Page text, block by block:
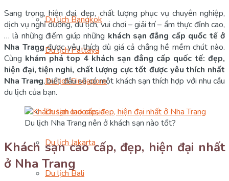
Du lịch Bangkok
Du lịch Pattaya
Du lịch Singapore
Du lịch Indonesia
Du lịch Jakarta
Du lịch Bali
Sang trọng, hiện đại, đẹp, chất lượng phục vụ chuyên nghiệp,
dịch vụ nghỉ dưỡng, du lịch, vui chơi – giải trí – ẩm thực đỉnh cao,
… là những điểm giúp những khách sạn đẳng cấp quốc tế ở
Nha Trangđược yêu thích dù giá cả chẳng hề mềm chút nào.
Cùng khám phá top 4 khách sạn đẳng cấp quốc tế: đẹp,
hiện đại, tiện nghi, chất lượng cực tốt được yêu thích nhất
Nha Trang, biết đâu sẽ có một khách sạn thích hợp với nhu cầu
du lịch của bạn.
Du lịch Nha Trang nên ở khách sạn nào tốt?
Khách sạn cao cấp, đẹp, hiện đại nhất
ở Nha Trang